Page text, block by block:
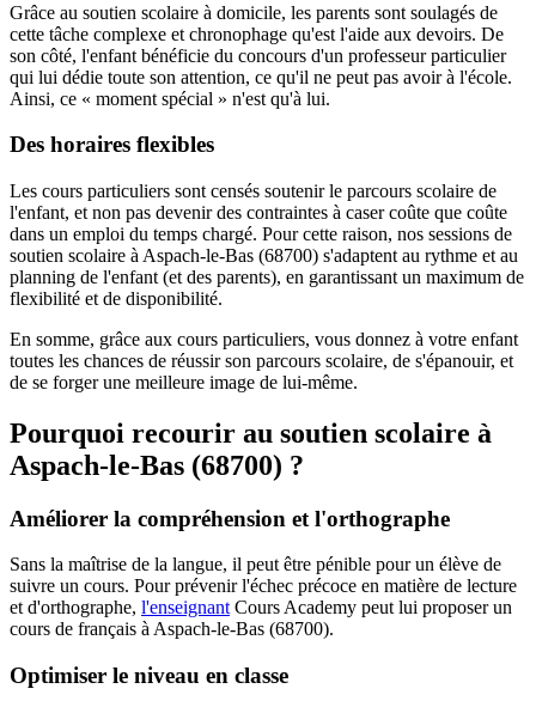
Grâce au soutien scolaire à domicile, les parents sont soulagés de
cette tâche complexe et chronophage qu'est l'aide aux devoirs. De
son côté, l'enfant bénéficie du concours d'un professeur particulier
qui lui dédie toute son attention, ce qu'il ne peut pas avoir à l'école.
Ainsi, ce « moment spécial » n'est qu'à lui.
Des horaires flexibles
Les cours particuliers sont censés soutenir le parcours scolaire de
l'enfant, et non pas devenir des contraintes à caser coûte que coûte
dans un emploi du temps chargé. Pour cette raison, nos sessions de
soutien scolaire à Aspach-le-Bas (68700) s'adaptent au rythme et au
planning de l'enfant (et des parents), en garantissant un maximum de
flexibilité et de disponibilité.
En somme, grâce aux cours particuliers, vous donnez à votre enfant
toutes les chances de réussir son parcours scolaire, de s'épanouir, et
de se forger une meilleure image de lui-même.
Pourquoi recourir au soutien scolaire à
Aspach-le-Bas (68700) ?
Améliorer la compréhension et l'orthographe
Sans la maîtrise de la langue, il peut être pénible pour un élève de
suivre un cours. Pour prévenir l'échec précoce en matière de lecture
et d'orthographe, l'enseignantCours Academy peut lui proposer un
cours de français à Aspach-le-Bas (68700).
Optimiser le niveau en classe